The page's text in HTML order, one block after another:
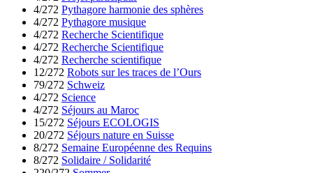
4/272 Pythagore harmonie des sphères
4/272 Pythagore musique
4/272 Recherche Scientifique
4/272 Recherche Scientifique
4/272 Recherche scientifique
12/272 Robots sur les traces de l’Ours
79/272 Schweiz
4/272 Science
4/272 Séjours au Maroc
15/272 Séjours ECOLOGIS
20/272 Séjours nature en Suisse
8/272 Semaine Européenne des Requins
8/272 Solidaire / Solidarité